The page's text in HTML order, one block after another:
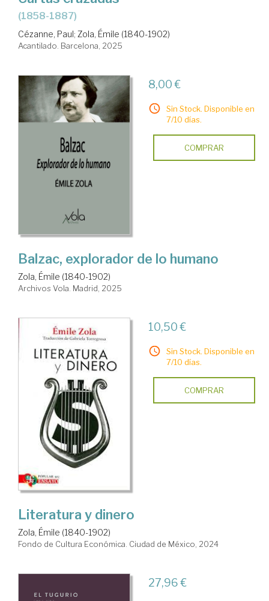
(1858-1887)
Cézanne, Paul; Zola, Émile (1840-1902)
Acantilado. Barcelona, 2025
8,00 €
Sin Stock. Disponible en
7/10 días.
COMPRAR
Balzac, explorador de lo humano
Zola, Émile (1840-1902)
Archivos Vola. Madrid, 2025
10,50 €
Sin Stock. Disponible en
7/10 días.
COMPRAR
Literatura y dinero
Zola, Émile (1840-1902)
Fondo de Cultura Económica. Ciudad de México, 2024
27,96 €